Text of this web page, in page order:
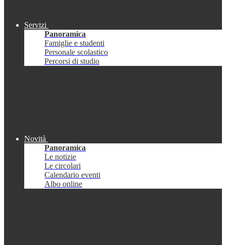
Servizi
Panoramica
Famiglie e studenti
Personale scolastico
Percorsi di studio
Novità
Panoramica
Le notizie
Le circolari
Calendario eventi
Albo online